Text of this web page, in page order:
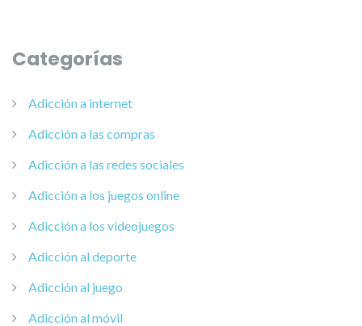
Categorías
Adicción a internet
Adicción a las compras
Adicción a las redes sociales
Adicción a los juegos online
Adicción a los videojuegos
Adicción al deporte
Adicción al juego
Adicción al móvil